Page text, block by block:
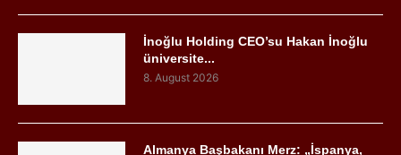
İnoğlu Holding CEO’su Hakan İnoğlu
üniversite...
8. August 2026
Almanya Başbakanı Merz: „İspanya,